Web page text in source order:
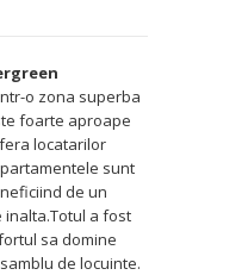
o zona superba
foarte aproape
locatarilor
sunt
de un
inalta.Totul a fost
sa domine
de locuinte.